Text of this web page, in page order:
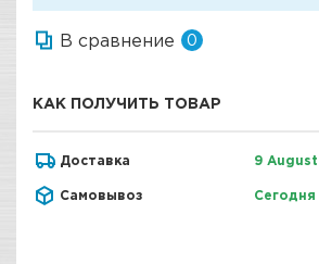
В сравнение 0
КАК ПОЛУЧИТЬ ТОВАР
Доставка 9 August
Самовывоз Сегодня